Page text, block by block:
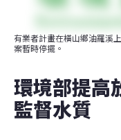
有業者計畫在橫山鄉油羅溪
案暫時停擺。
環境部提高
監督水質